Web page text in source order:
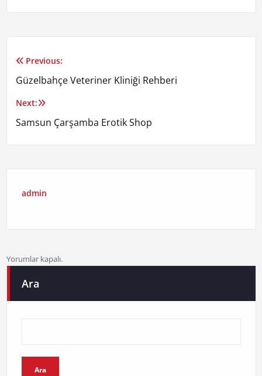
Yazı
gezinmesi
Previous:
Güzelbahçe Veteriner Kliniği Rehberi
Next:
Samsun Çarşamba Erotik Shop
admin
Yorumlar kapalı.
Ara
Ara